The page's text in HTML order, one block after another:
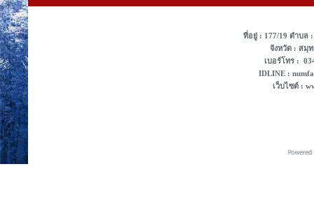
ที่อยู่ : 177/19 ตําบล
จังหวัด : สมุ
เบอร์โทร :
IDLINE :
เว็บไซต์ :